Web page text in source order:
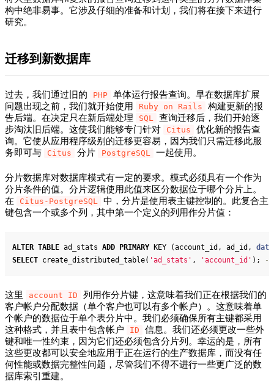
构中绝非易事。它涉及仔细的准备和计划，我们将在接下来进行
研究。
迁移到新数据库
过去，我们通过旧的 PHP 单体运行报告查询。早在数据库扩展
问题出现之前，我们就开始使用
Ruby on Rails
构建更新的报
告后端。在决定只在新后端处理
SQL 查询迁移后，我们开始逐
步淘汰旧后端。这使我们能够专门针对
Citus
优化新的报告查
询。它使从应用程序级别的迁移更容易，因为我们只需迁移此服
务即可与
Citus 分片 PostgreSQL 一起使用。
分片数据库对数据库模式有一定的要求。模式必须具有一个作为
分片条件的值。分片逻辑使用此值来区分数据位于哪个分片上。
在
Citus-PostgreSQL 中，分片是使用表主键控制的。此复合主
键包含一个或多个列，其中第一个定义的列用作分片值：
ALTER TABLE ad_stats ADD PRIMARY KEY (account_id, ad_id, date
SELECT create_distributed_table( 'ad_stats' , 'account_id' ); --
这里 account ID
列用作分片键，这意味着我们正在根据我们的
客户帐户分配数据（单个客户也可以有多个帐户）。这意味着单
个帐户的数据位于单个表分片中。我们必须确保所有主键都采用
这种格式，并且表中包含帐户
ID
信息。我们还必须更改一些外
键和唯一性约束，因为它们还必须包含分片列。幸运的是，所有
这些更改都可以安全地应用于正在运行的生产数据库，而没有任
何性能或数据完整性问题，尽管我们不得不进行一些更广泛的数
据库索引重建。